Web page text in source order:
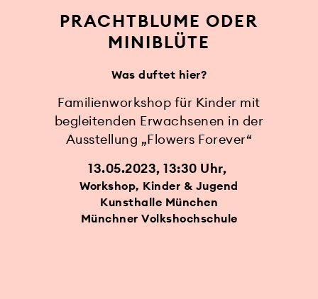
PRACHTBLUME ODER
MINIBLÜTE
Was duftet hier?
Familienworkshop für Kinder mit
begleitenden Erwachsenen in der
Ausstellung „Flowers Forever“
13.05.2023, 13:30 Uhr
Workshop, Kinder & Jugend
Kunsthalle München
Münchner Volkshochschule